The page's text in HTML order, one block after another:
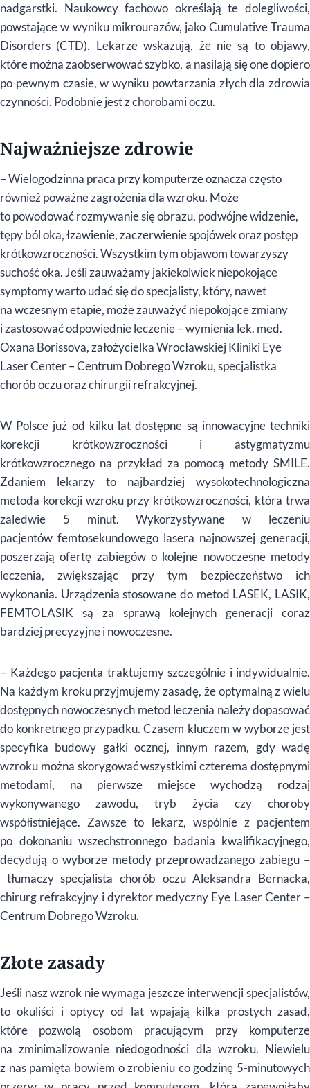
nadgarstki. Naukowcy fachowo określają te dolegliwości,
powstające w wyniku mikrourazów, jako Cumulative Trauma
Disorders (CTD). Lekarze wskazują, że nie są to objawy,
które można zaobserwować szybko, a nasilają się one dopiero
po pewnym czasie, w wyniku powtarzania złych dla zdrowia
czynności. Podobnie jest z chorobami oczu.
Najważniejsze zdrowie
–Wielogodzinna praca przy komputerze oznacza często
również poważne zagrożenia dla wzroku. Może
to powodować rozmywanie się obrazu, podwójne widzenie,
tępy ból oka, łzawienie, zaczerwienie spojówek oraz postęp
krótkowzroczności. Wszystkim tym objawom towarzyszy
suchość oka. Jeśli zauważamy jakiekolwiek niepokojące
symptomy warto udać się do specjalisty, który, nawet
na wczesnym etapie, może zauważyć niepokojące zmiany
i zastosować odpowiednie leczenie –wymienia lek. med.
Oxana Borissova, założycielka Wrocławskiej Kliniki Eye
Laser Center – Centrum Dobrego Wzroku, specjalistka
chorób oczu oraz chirurgii refrakcyjnej.
W Polsce już od kilku lat dostępne są innowacyjne techniki
korekcji krótkowzroczności i astygmatyzmu
krótkowzrocznego na przykład za pomocą metody SMILE.
Zdaniem lekarzy to najbardziej wysokotechnologiczna
metoda korekcji wzroku przy krótkowzroczności, która trwa
zaledwie 5 minut. Wykorzystywane w leczeniu
pacjentów femtosekundowego lasera najnowszej generacji,
poszerzająofertę zabiegów o kolejne nowoczesne metody
leczenia, zwiększając przy tym bezpieczeństwo ich
wykonania. Urządzenia stosowane do metod LASEK, LASIK,
FEMTOLASIK są za sprawą kolejnych generacji coraz
bardziej precyzyjne i nowoczesne.
– Każdego pacjenta traktujemy szczególnie i indywidualnie.
Na każdym kroku przyjmujemy zasadę, że optymalną z wielu
dostępnych nowoczesnych metod leczenia należy dopasować
do konkretnego przypadku. Czasem kluczem w wyborze jest
specyfika budowy gałki ocznej, innym razem, gdy wadę
wzroku można skorygować wszystkimi czterema dostępnymi
metodami, na pierwsze miejsce wychodzą rodzaj
wykonywanego zawodu, tryb życia czy choroby
współistniejące. Zawsze to lekarz, wspólnie z pacjentem
po dokonaniu wszechstronnego badania kwalifikacyjnego,
decydują o wyborze metody przeprowadzanego zabiegu –
tłumaczy specjalista chorób oczu Aleksandra Bernacka,
chirurg refrakcyjny i dyrektor medyczny Eye Laser Center –
Centrum Dobrego Wzroku.
Złote zasady
Jeśli nasz wzrok nie wymaga jeszcze interwencji specjalistów,
to okuliści i optycy od lat wpajają kilka prostych zasad,
które pozwolą osobom pracującym przy komputerze
na zminimalizowanie niedogodności dla wzroku. Niewielu
z nas pamięta bowiem o zrobieniu co godzinę 5-minutowych